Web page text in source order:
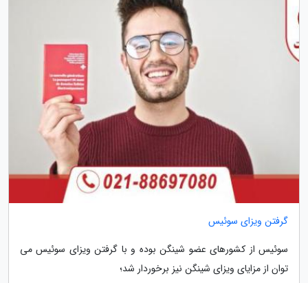
گرفتن ویزای سوئیس
سوئیس از کشورهای عضو شینگن بوده و با گرفتن ویزای سوئیس می
توان از مزایای ویزای شینگن نیز برخوردار شد؛